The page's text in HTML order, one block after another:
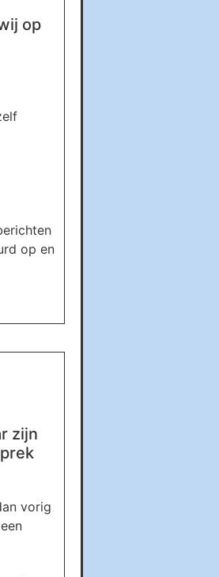
op
op en
zijn
vorig